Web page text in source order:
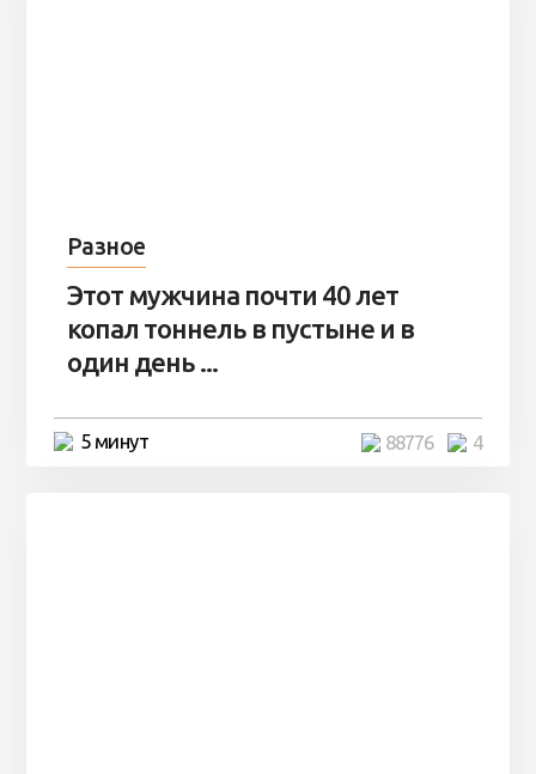
Разное
Этот мужчина почти 40 лет
копал тоннель в пустыне и в
один день ...
5 минут 4
88776